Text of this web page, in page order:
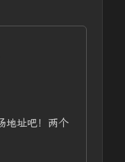
地址吧！两个